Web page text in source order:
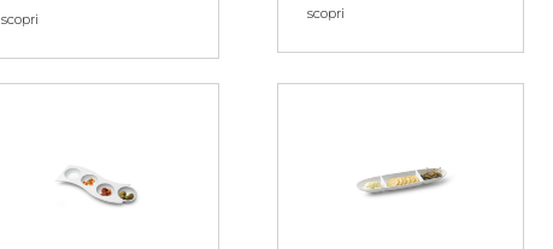
scopri
scopri